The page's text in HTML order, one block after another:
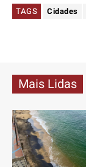
TAGS Cidades
Mais Lidas